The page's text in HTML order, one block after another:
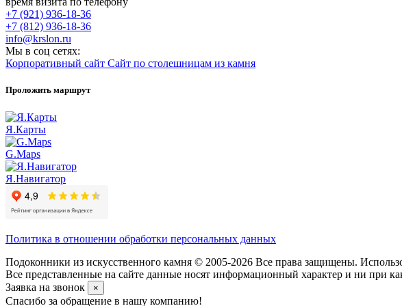
+7 (921) 936-18-36
+7 (812) 936-18-36
info@krslon.ru
Мы в соц сетях:
Корпоративный сайт Сайт по столешницам из камня
Проложить маршрут
Я.Карты
G.Maps
Я.Навигатор
Политика в отношении обработки персональных данных
Подоконники из искусственного камня © 2005-2026 Все права защищены.
Все представленные на сайте данные носят информационный характер и ни при
Заявка на звонок
×
Спасибо за обращение в нашу компанию!